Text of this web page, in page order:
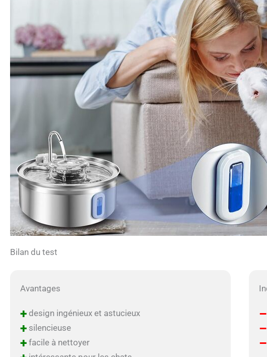
Bilan du test
Avantages
+ design ingénieux et astucieux
+ silencieuse
+ facile à nettoyer
–
–
–